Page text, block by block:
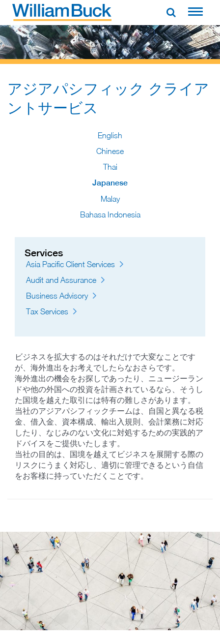
Skip
contentWILLIAM BUCK NEW ZEALAND
アジアパシフィック クライア
ントサービス
English
Chinese
Thai
Japanese
Malay
Bahasa Indonesia
Services
Asia Pacific Client Services
Audit and Assurance
Business Advisory
Tax Services
ビジネスを拡大するのはそれだけで大変なことです
が、海外進出をお考えでしたらなおさらです。
海外進出の機会をお探しであったり、ニュージーラン
ドや他の外国への投資を計画されているなら、そうし
た国境を越えた取引には特有の難しさがあります。
当社のアジアパシフィックチームは、自国と異なる税
金、借入金、資本構成、輸出入規則、会計業務に対応
したり、なじみのない文化に対処するための実践的ア
ドバイスをご提供いたします。
当社の目的は、国境を越えてビジネスを展開する際の
リスクにうまく対応し、適切に管理できるという自信
をお客様に持っていただくことです。